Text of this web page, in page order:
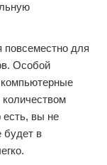
повсеместно для
Особой
количеством
есть, вы не
будет в